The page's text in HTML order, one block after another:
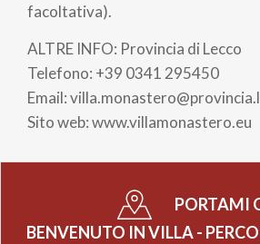
facoltativa).
ALTRE INFO: Provincia di Lecco
Telefono: +39 0341 295450
Email:
Sito web: www.villamonastero.eu
PORTAMI
BENVENUTO IN VILLA -